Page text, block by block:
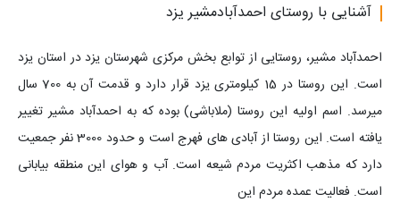
آشنایی با روستای احمدآبادمشیر یزد
احمدآباد مشیر، روستایی از توابع بخش مرکزی شهرستان یزد در استان یزد
است. این روستا در 15 کیلومتری یزد قرار دارد و قدمت آن به 700 سال
میرسد. اسم اولیه این روستا (ملاباشی) بوده که به احمدآباد مشیر تغییر
یافته است. این روستا از آبادی های فهرج است و حدود 3000 نفر جمعیت
دارد که مذهب اکثریت مردم شیعه است. آب و هوای این منطقه بیابانی